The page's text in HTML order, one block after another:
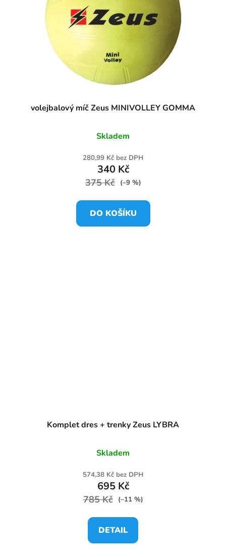
volejbalový míč Zeus MINIVOLLEY GOMMA
Skladem
280,99 Kč bez DPH
340 Kč
375 Kč (–9 %)
DO KOŠÍKU
Komplet dres + trenky Zeus LYBRA
Skladem
574,38 Kč bez DPH
695 Kč
785 Kč (–11 %)
DETAIL